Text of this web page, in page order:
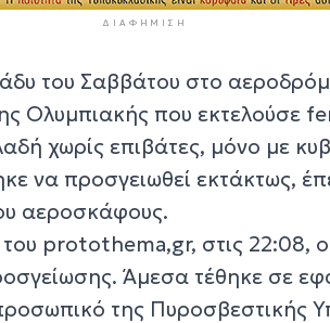
ΔΙΑΦΉΜΙΣΗ
του Σαββάτου στο
Ολυμπιακής που εκτελούσε
χωρίς επιβάτες, μόνο με
να προσγειωθεί εκτάκτως,
αεροσκάφους.
protothema,gr, στις 22:08,
Άμεσα τέθηκε σε
της Πυροσβεστικής